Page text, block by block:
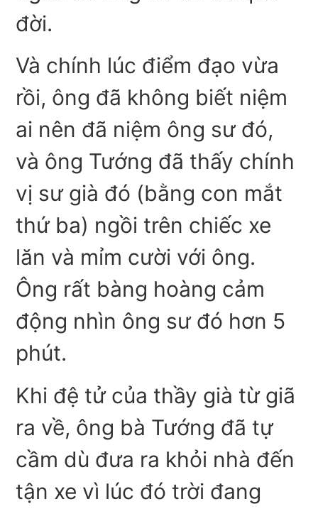
đời.
Và chính lúc điểm đạo vừa
rồi, ông đã không biết niệm
ai nên đã niệm ông sư đó,
và ông Tướng đã thấy chính
vị sư già đó (bằng con mắt
thứ ba) ngồi trên chiếc xe
lăn và mỉm cười với ông.
Ông rất bàng hoàng cảm
động nhìn ông sư đó hơn 5
phút.
Khi đệ tử của thầy già từ giã
ra về, ông bà Tướng đã tự
cầm dù đưa ra khỏi nhà đến
tận xe vì lúc đó trời đang